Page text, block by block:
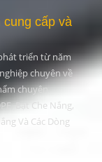
cấp và
triển từ năm
chuyên về
chuyên
Bạt Che Nắng,
Và Các Dòng